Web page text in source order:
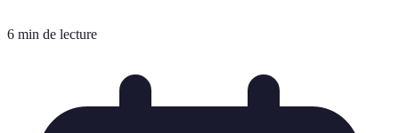
6 min de lecture